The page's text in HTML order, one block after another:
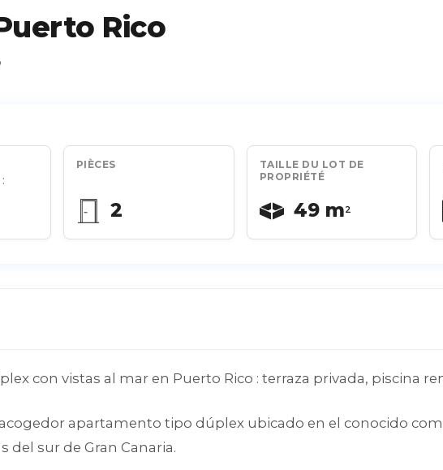
Rico
PIÈCES
2
TAILLE DU LOT DE
PROPRIÉTÉ
49 m2
con vistas al mar en Puerto Rico : terraza privada, piscina
apartamento tipo dúplex ubicado en el conocido
del sur de Gran Canaria.